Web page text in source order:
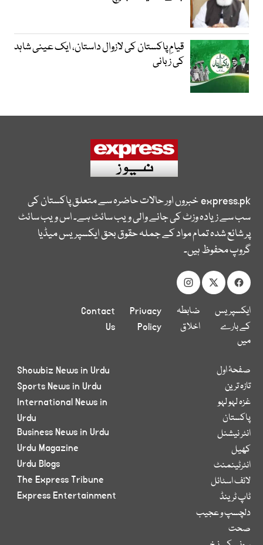
قیامِ پاکستان کی لازوال داستان، ایک عینی شاہد
کی زبانی
express.pkخبروں اور حالات حاضرہ سے متعلق پاکستان کی
سب سے زیادہ وزٹ کی جانے والی ویب سائٹ ہے۔ اس ویب سائٹ
پر شائع شدہ تمام مواد کے جملہ حقوق بحق ایکسپریس میڈیا
گروپ محفوظ ہیں۔
ایکسپریس
کے بارے
میں
ضابطہ
اخلاق
Privacy
Policy
Contact
Us
صفحۂ اول
تازہ ترین
غزہ لہو لہو
پاکستان
انٹر نیشنل
کھیل
انٹرٹینمنٹ
لائف اسٹائل
ٹاپ ٹرینڈ
دلچسپ و عجیب
صحت
Showbiz News in Urdu
Sports News in Urdu
International News in
Urdu
Business News in Urdu
Urdu Magazine
Urdu Blogs
The Express Tribune
Express Entertainment